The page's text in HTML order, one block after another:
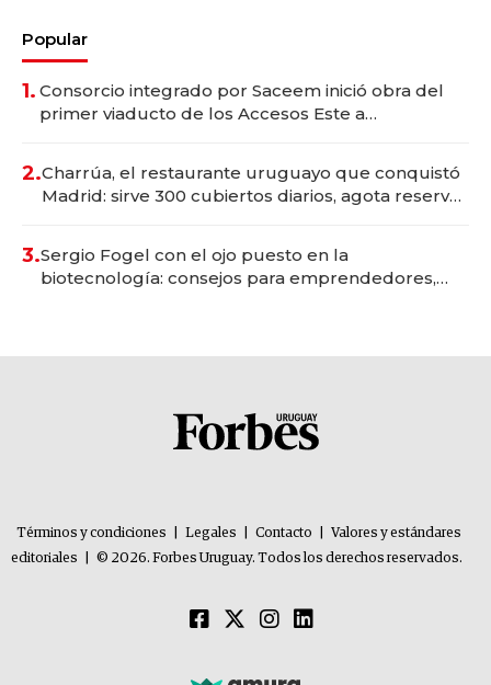
Popular
1. Consorcio integrado por Saceem inició obra del
primer viaducto de los Accesos Este a
2.Charrúa, el restaurante uruguayo que conquistó
Madrid: sirve 300 cubiertos diarios, agota reservas
3.Sergio Fogel con el ojo puesto en la
biotecnología: consejos para emprendedores,
Términos y condiciones Legales Contacto
Valores y estándares
editoriales
© 2026. Forbes Uruguay. Todos los derechos reservados.